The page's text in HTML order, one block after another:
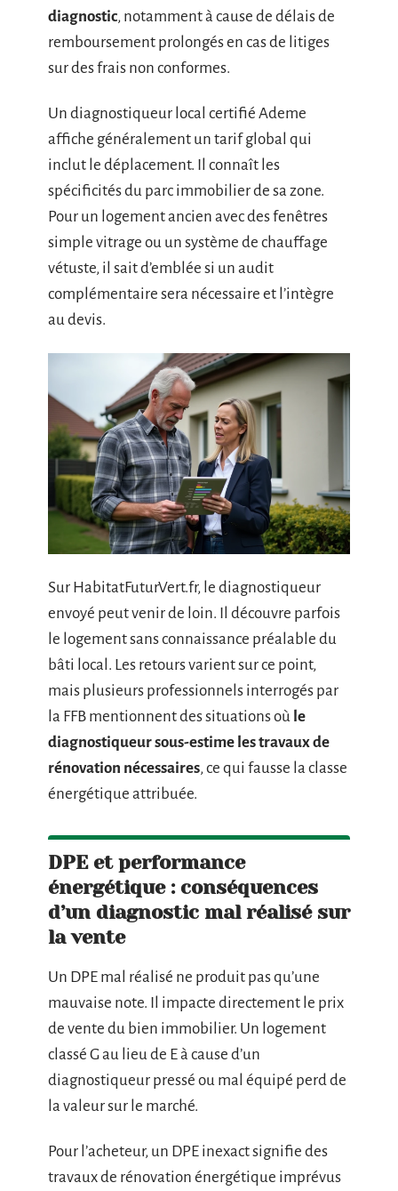
diagnostic, notamment à cause de délais de
remboursement prolongés en cas de litiges
sur des frais non conformes.
Un diagnostiqueur local certifié Ademe
affiche généralement un tarif global qui
inclut le déplacement. Il connaît les
spécificités du parc immobilier de sa zone.
Pour un logement ancien avec des fenêtres
simple vitrage ou un système de chauffage
vétuste, il sait d’emblée si un audit
complémentaire sera nécessaire et l’intègre
au devis.
Sur HabitatFuturVert.fr, le diagnostiqueur
envoyé peut venir de loin. Il découvre parfois
le logement sans connaissance préalable du
bâti local. Les retours varient sur ce point,
mais plusieurs professionnels interrogés par
la FFB mentionnent des situations où le
diagnostiqueur sous-estime les travaux de
rénovation nécessaires, ce qui fausse la classe
énergétique attribuée.
DPE et performance
énergétique : conséquences
d’un diagnostic mal réalisé sur
la vente
Un DPE mal réalisé ne produit pas qu’une
mauvaise note. Il impacte directement le prix
de vente du bien immobilier. Un logement
classé G au lieu de E à cause d’un
diagnostiqueur pressé ou mal équipé perd de
la valeur sur le marché.
Pour l’acheteur, un DPE inexact signifie des
travaux de rénovation énergétique imprévus